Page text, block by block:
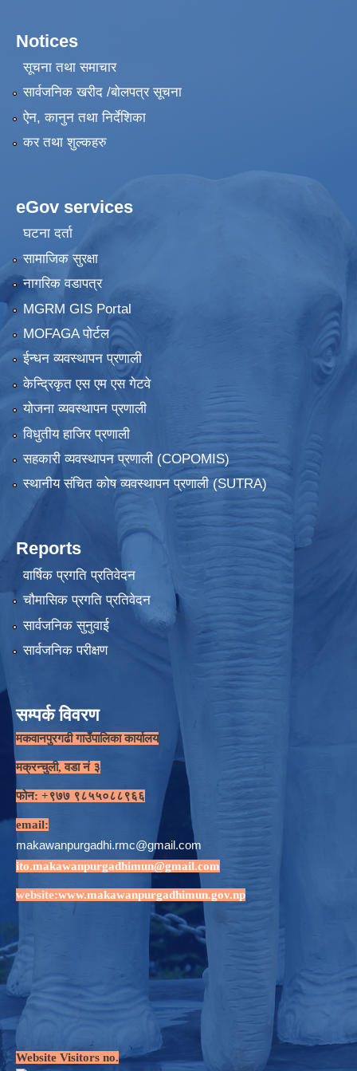
Notices
सूचना तथा समाचार
सार्वजनिक खरीद /बोलपत्र सूचना
ऐन, कानुन तथा निर्देशिका
कर तथा शुल्कहरु
eGov services
घटना दर्ता
सामाजिक सुरक्षा
नागरिक वडापत्र
MGRM GIS Portal
MOFAGA पोर्टल
ईन्धन व्यवस्थापन प्रणाली
केन्द्रिकृत एस एम एस गेटवे
योजना व्यवस्थापन प्रणाली
विधुतीय हाजिर प्रणाली
सहकारी व्यवस्थापन प्रणाली (COPOMIS)
स्थानीय संचित कोष व्यवस्थापन प्रणाली (SUTRA)
Reports
वार्षिक प्रगति प्रतिवेदन
चौमासिक प्रगति प्रतिवेदन
सार्वजनिक सुनुवाई
सार्वजनिक परीक्षण
सम्पर्क विवरण
मकवानपुरगढी गाउँपालिका कार्यालय
मक्रन्चुली, वडा नं ३
फोन: +९७७ ९८५५०८८९६६
email:
makawanpurgadhi.rmc@gmail.com
ito.makawanpurgadhimun@gmail.com
website:www.makawanpurgadhimun.gov.np
Website Visitors no.